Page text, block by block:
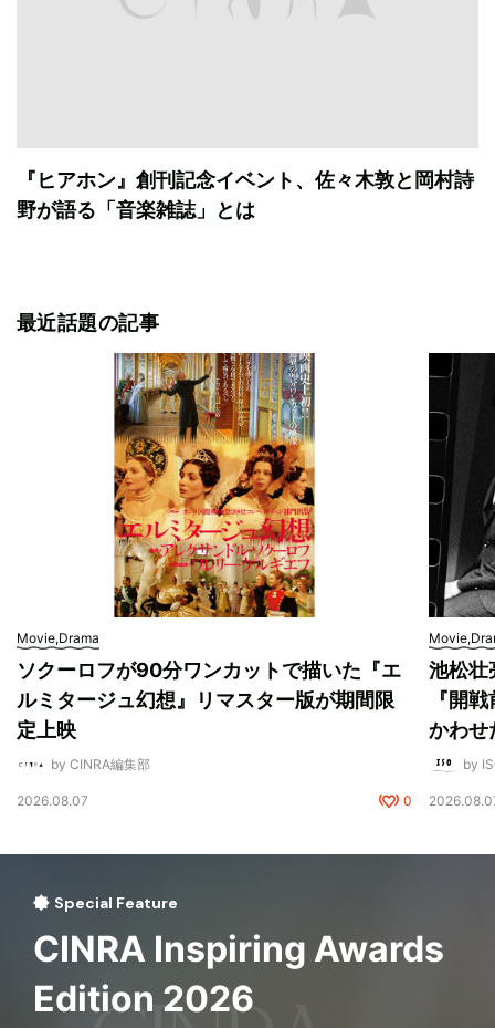
『ヒアホン』創刊記念イベント、佐々木敦と岡村詩
野が語る「音楽雑誌」とは
最近話題の記事
Movie,Drama
ソクーロフが90分ワンカットで描いた『エ
ルミタージュ幻想』リマスター版が期間限
定上映
by CINRA編集部
2026.08.07 0
池松壮
『開
かわせ
by
Special Feature
CINRA Inspiring Awards
Edition 2026